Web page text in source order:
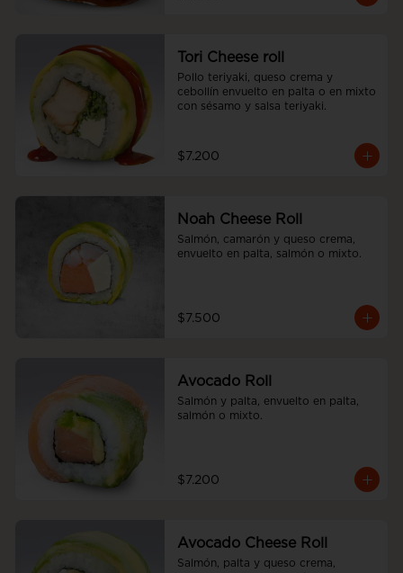
Tori Cheese roll
Pollo teriyaki, queso crema y
cebollín envuelto en palta o en mixto
con sésamo y salsa teriyaki.
$7.200
Noah Cheese Roll
Salmón, camarón y queso crema,
envuelto en palta, salmón o mixto.
$7.500
Avocado Roll
Salmón y palta, envuelto en palta,
salmón o mixto.
$7.200
Avocado Cheese Roll
Salmón, palta y queso crema,